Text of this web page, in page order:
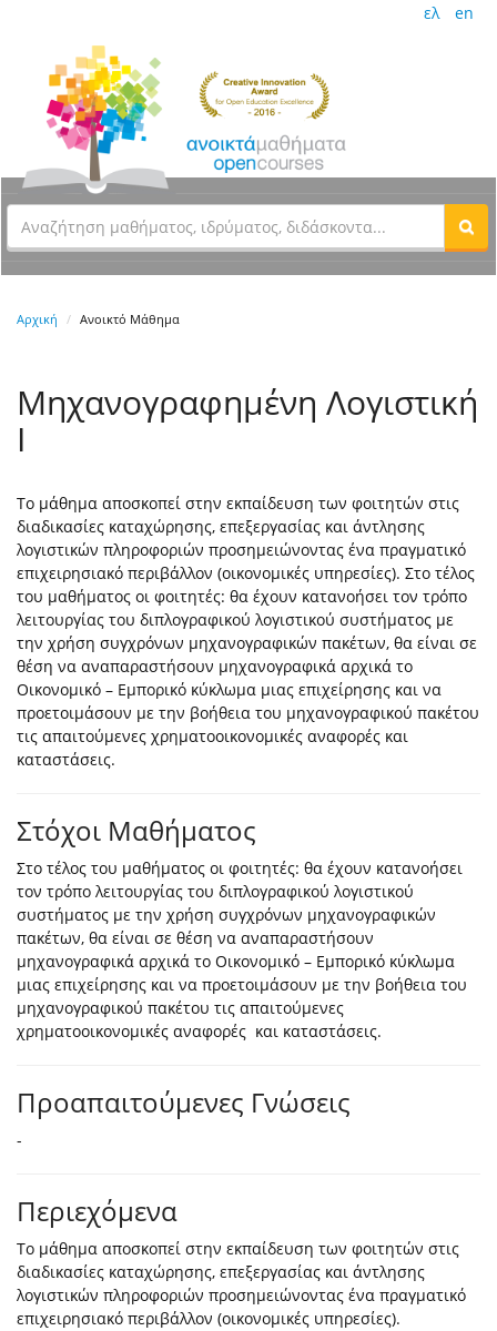
ελ en
Αρχική Ανοικτό Μάθημα
Μηχανογραφημένη Λογιστική
Ι
Το μάθημα αποσκοπεί στην εκπαίδευση των φοιτητών στις
διαδικασίες καταχώρησης, επεξεργασίας και άντλησης
λογιστικών πληροφοριών προσημειώνοντας ένα πραγματικό
επιχειρησιακό περιβάλλον (οικονομικές υπηρεσίες). Στο τέλος
του μαθήματος οι φοιτητές: θα έχουν κατανοήσει τον τρόπο
λειτουργίας του διπλογραφικού λογιστικού συστήματος με
την χρήση συγχρόνων μηχανογραφικών πακέτων, θα είναι σε
θέση να αναπαραστήσουν μηχανογραφικά αρχικά το
Οικονομικό – Εμπορικό κύκλωμα μιας επιχείρησης και να
προετοιμάσουν με την βοήθεια του μηχανογραφικού πακέτου
τις απαιτούμενες χρηματοοικονομικές αναφορές και
καταστάσεις.
Στόχοι Μαθήματος
Στο τέλος του μαθήματος οι φοιτητές: θα έχουν κατανοήσει
τον τρόπο λειτουργίας του διπλογραφικού λογιστικού
συστήματος με την χρήση συγχρόνων μηχανογραφικών
πακέτων, θα είναι σε θέση να αναπαραστήσουν
μηχανογραφικά αρχικά το Οικονομικό – Εμπορικό κύκλωμα
μιας επιχείρησης και να προετοιμάσουν με την βοήθεια του
μηχανογραφικού πακέτου τις απαιτούμενες
χρηματοοικονομικές αναφορές και καταστάσεις.
Προαπαιτούμενες Γνώσεις
-
Περιεχόμενα
Το μάθημα αποσκοπεί στην εκπαίδευση των φοιτητών στις
διαδικασίες καταχώρησης, επεξεργασίας και άντλησης
λογιστικών πληροφοριών προσημειώνοντας ένα πραγματικό
επιχειρησιακό περιβάλλον (οικονομικές υπηρεσίες).